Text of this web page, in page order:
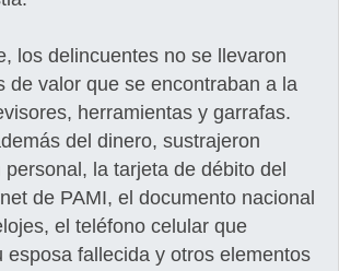
los delincuentes no se llevaron
de valor que se encontraban a la
herramientas y garrafas.
del dinero, sustrajeron
la tarjeta de débito del
de PAMI, el documento nacional
el teléfono celular que
esposa fallecida y otros elementos